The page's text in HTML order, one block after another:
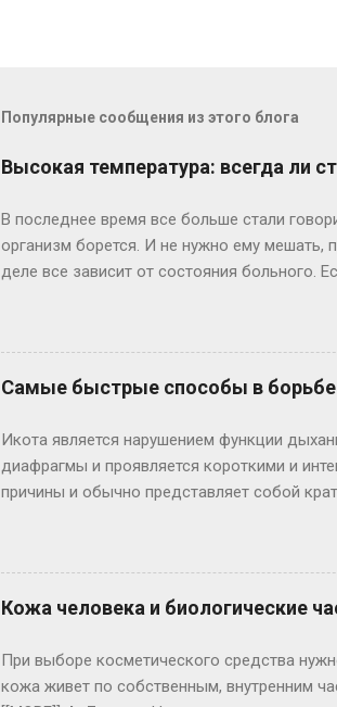
Популярные сообщения из этого блога
Высокая температура: всегда ли
В последнее время все больше стали
организм борется. И не нужно ему мешать,
деле все зависит от состояния больного.
инфекцию резким подъемом температуры,
вообще без температуры. И это хуже:
инфекцией. При температуре выше 39
лоб (на пять-десять минут) полотенце,
лекарство от температуры следует принять
Самые быстрые способы в борьбе
Икота является нарушением функции
диафрагмы и проявляется короткими и
причины и обычно представляет собой
непродолжительной задержкой дыхания.
может являться симптомом ряда
Иногда икота становится
некоторых заболеваниях головного и
инфекционные заболевания и
Кожа человека и биологические
При выборе косметического средства
кожа живет по собственным, внутренним